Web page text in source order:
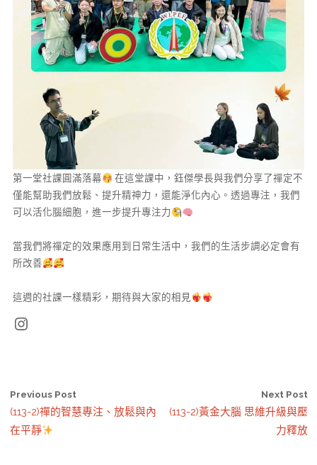
第一堂社課圓滿落幕
在這堂課中，鈺傑學長與我們分享了禪定不
僅能幫助我們放鬆、提升精神力，還能淨化內心。透過專注，我們
可以活化腦細胞，進一步提升專注力
當我們將禪定的效果應用到日常生活中，我們的生活步調必定會有
所改善
這週的社課一樣精彩，期待與大家的相見
Instagram
Previous Post
(113-2)禪的智慧專注、放鬆與內
在平靜
Next Post
(113-2)黃金大腦 思維升級與壓
力釋放